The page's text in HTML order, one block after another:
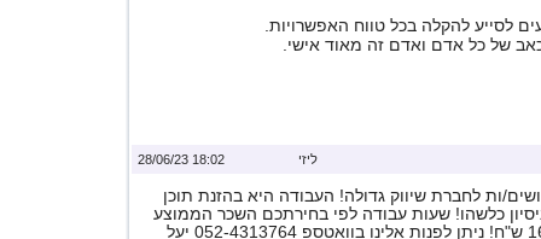
לסייע להקלה בכל טווח האפשרויות.
של כל אדם ואדם זה מאוד אישי.
18:02 28/06/23 ליזי
ות לחברת שיווק גדולה! העבודה היא בהזנת תוכן
כלשהו! שעות עבודה לפי בחירתכם השכר הממוצע